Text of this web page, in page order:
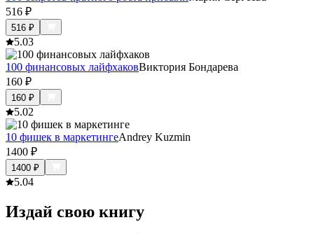
516 ₽
516 ₽
5.03
100 финансовых лайфхаковВиктория Бондарева
160 ₽
160 ₽
5.02
10 фишек в маркетингеAndrey Kuzmin
1400 ₽
1400 ₽
5.04
Издай свою книгу